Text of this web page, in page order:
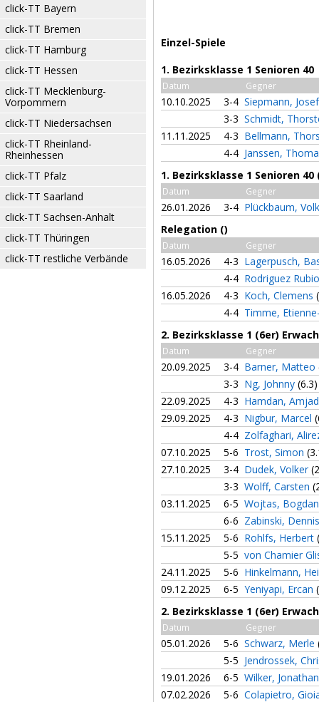
click-TT Bayern
click-TT Bremen
click-TT Hamburg
click-TT Hessen
click-TT Mecklenburg-
Vorpommern
click-TT Niedersachsen
click-TT Rheinland-
Rheinhessen
click-TT Pfalz
click-TT Saarland
click-TT Sachsen-Anhalt
click-TT Thüringen
click-TT restliche Verbände
Einzel-Spiele
1. Bezirksklasse 1 Senioren
Datum Gegner
10.10.2025 3-4 Siepmann,
3-3 Schmidt,
11.11.2025
4-3 Bellmann,
4-4 Janssen,
1. Bezirksklasse 1 Senioren 40
Datum Gegner
26.01.2026 3-4 Plückbaum,
Relegation ()
Datum Gegner
16.05.2026 4-3 Lagerpusch,
4-4 Rodriguez
16.05.2026
4-3 Koch, Clemens
4-4 Timme,
2. Bezirksklasse 1 (6er)
Datum Gegner
20.09.2025 3-4 Barner, Matteo
3-3 Ng, Johnny (6.3)
22.09.2025
4-3 Hamdan,
29.09.2025
4-3 Nigbur, Marcel
4-4 Zolfaghari,
07.10.2025
5-6 Trost, Simon
27.10.2025
3-4 Dudek, Volker
3-3 Wolff, Carsten
03.11.2025
6-5 Wojtas,
6-6 Zabinski,
15.11.2025
5-6 Rohlfs, Herbert
5-5 von Chamier
24.11.2025
5-6 Hinkelmann,
09.12.2025
6-5 Yeniyapi, Ercan
2. Bezirksklasse 1 (6er)
Datum Gegner
05.01.2026 5-6 Schwarz, Merle
5-5 Jendrossek,
19.01.2026
6-5 Wilker,
07.02.2026
5-6 Colapietro,